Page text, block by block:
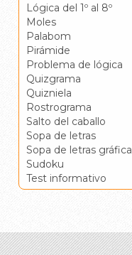
Lógica del 1º al 8º
Moles
Palabom
Pirámide
Problema de lógica
Quizgrama
Quizniela
Rostrograma
Salto del caballo
Sopa de letras
Sopa de letras gráfica
Sudoku
Test informativo